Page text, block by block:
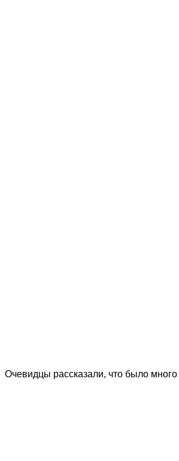
Очевидцы рассказали, что было